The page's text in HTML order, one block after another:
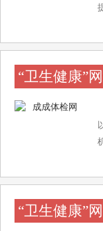
“卫生健康”
“卫生健康”